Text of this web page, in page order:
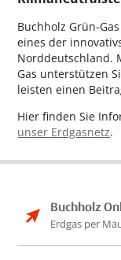
Buchholz Grün-
eines der
Norddeutschland.
Gas unterstützen
leisten einen
Hier finden Sie
unser Erdgasnetz.
Buchholz
Erdgas per